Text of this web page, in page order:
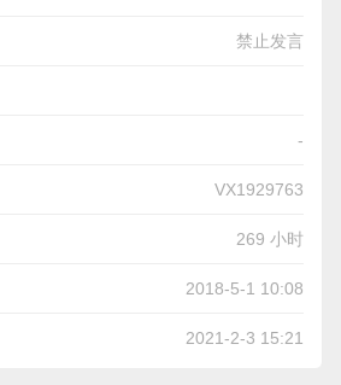
禁止发言
-
VX1929763
269 小时
2018-5-1 10:08
2021-2-3 15:21